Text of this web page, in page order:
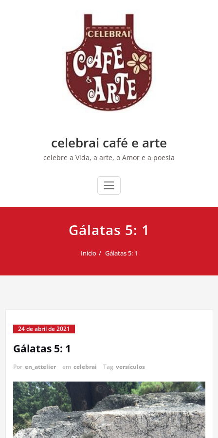
celebrai café e arte
celebre a Vida, a arte, o Amor e a poesia
Gálatas 5: 1
Início Gálatas 5: 1
24 de abril de 2021
Gálatas 5: 1
Por en_attelier em celebrai Tag versículos